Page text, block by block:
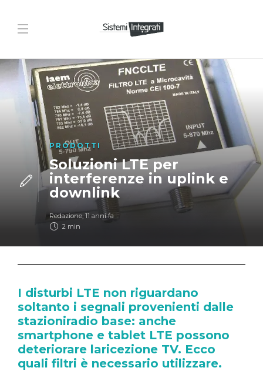
PRODOTTI
Soluzioni LTE per
interferenze in uplink e
downlink
Redazione, 11 anni fa
2 min
I disturbi LTE non riguardano
soltanto i segnali provenienti dalle
stazioniradio base: anche
smartphone e tablet LTE possono
deteriorare laricezione TV. Ecco
quali filtri è necessario utilizzare.